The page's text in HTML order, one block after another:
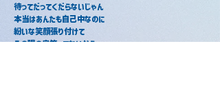
待ってだってくだらないじゃん
本当はあんたも自己中なのに
紛いな笑顔張り付けて
その眼の奥笑ってないから